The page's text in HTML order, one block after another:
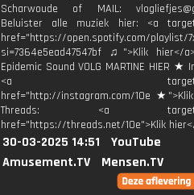
Scharwoude of MAIL:
Beluister alle muziek hier: <a
href="https://open.spotify.com/playlist/
si=7364e5ead47547bf ♫">Klik hier</
Epidemic Sound VOLG MARTINE HIER ★
<a
href="http://instagram.com/10e
Threads: <a
href="https://threads.net/10e">Klik
30-03-2025 14:51
YouTube
Amusement.TV
Mensen.TV